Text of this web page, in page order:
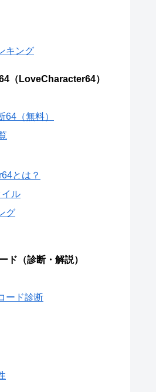
キング
（LoveCharacter64）
64（無料）
とは？
ル
グ
ド（診断・解説）
ード診断